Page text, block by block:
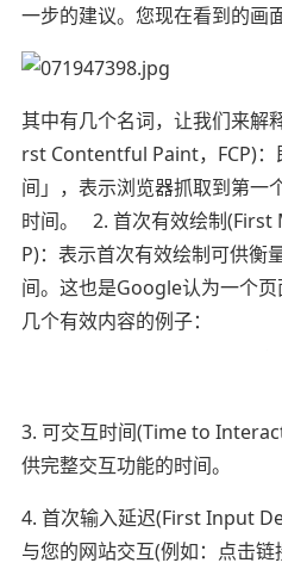
一步的建议。您现在看到的画
其中有几个名词，让我们来解
rst Contentful Paint，FCP)：
间」，表示浏览器抓取到第一
时间。 2. 首次有效绘制
P)：表示首次有效绘制可供衡
间。这也是Google认为一个
几个有效内容的例子：
3. 可交互时间(Time to
供完整交互功能的时间。
4. 首次输入延迟(First Input
与您的网站交互(例如：点击